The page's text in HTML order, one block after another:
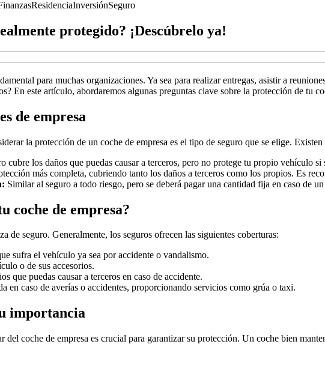
ResidenciaInversiónSeguro
protegido? ¡Descúbrelo ya!
para muchas organizaciones. Ya sea para realizar entregas, asistir a
En este artículo, abordaremos algunas preguntas clave sobre la protección de tu
de empresa
la protección de un coche de empresa es el tipo de seguro que se elige.
cubre los daños que puedas causar a terceros, pero no protege tu propio vehículo si
más completa, cubriendo tanto los daños a terceros como los propios. Es
Similar al seguro a todo riesgo, pero se deberá pagar una cantidad fija en caso de
coche de empresa?
de seguro. Generalmente, los seguros ofrecen las siguientes coberturas:
sufra el vehículo ya sea por accidente o vandalismo.
o de sus accesorios.
que puedas causar a terceros en caso de accidente.
en caso de averías o accidentes, proporcionando servicios como grúa o taxi.
importancia
coche de empresa es crucial para garantizar su protección. Un coche bien